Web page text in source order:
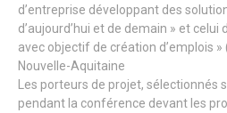
d’entreprise développant des
d’aujourd’hui et de demain » et celui
avec objectif de création d’emplois »
Nouvelle-Aquitaine
Les porteurs de projet, sélectionnés
pendant la conférence devant les